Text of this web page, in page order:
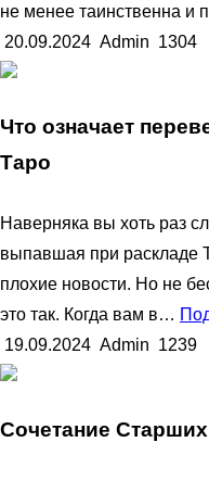
не менее таинственна и
20.09.2024 Admin 1304
Что означает
Таро
Наверняка вы хоть раз
выпавшая при раскладе
плохие новости. Но не
это так. Когда вам в…
19.09.2024 Admin 1239
Сочетание